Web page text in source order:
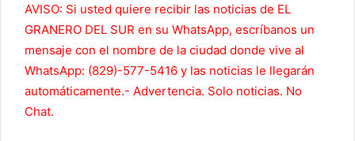
AVISO: Si usted quiere recibir las noticias de EL
GRANERO DEL SUR en su WhatsApp, escríbanos un
mensaje con el nombre de la ciudad donde vive al
WhatsApp: (829)-577-5416 y las noticias le llegarán
automáticamente.- Advertencia. Solo noticias. No
Chat.